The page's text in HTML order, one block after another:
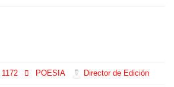
1172 POESIA Director de Edición